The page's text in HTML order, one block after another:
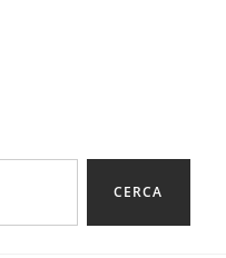
CERCA